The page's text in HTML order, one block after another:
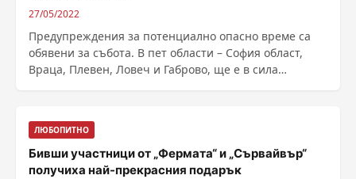
27/05/2022
Предупреждения за потенциално опасно време са
обявени за събота. В пет области – София област,
Враца, Плевен, Ловеч и Габрово, ще е в сила
ЛЮБОПИТНО
Бивши участници от „Фермата“ и „Сървайвър“
получиха най-прекрасния подарък